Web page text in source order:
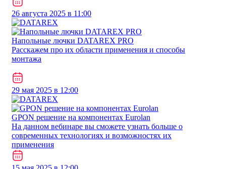
26 августа 2025 в 11:00
Напольные лючки DATAREX PRO
Расскажем про их области применения и способы
монтажа
29 мая 2025 в 12:00
GPON решение на компонентах Eurolan
На данном вебинаре вы сможете узнать больше о
современных технологиях и возможностях их
применения